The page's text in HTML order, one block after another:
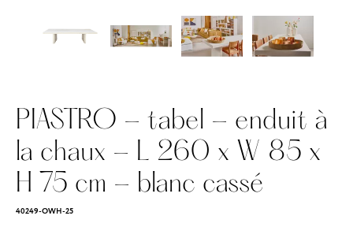
PIASTRO - tabel - enduit à
la chaux - L 260 x W 85 x
H 75 cm - blanc cassé
40249-OWH-25